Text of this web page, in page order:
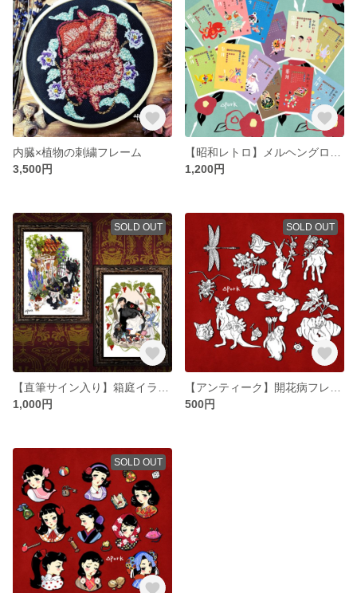
内臓×植物の刺繍フレーム
3,500円
1,200円
SOLD OUT
1,000円
SOLD OUT
500円
SOLD OUT